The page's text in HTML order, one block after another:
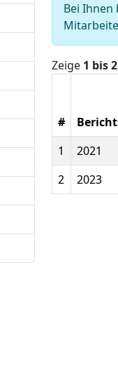
Bei
Zeige 1 bis 2
#
1
2021
2
2023